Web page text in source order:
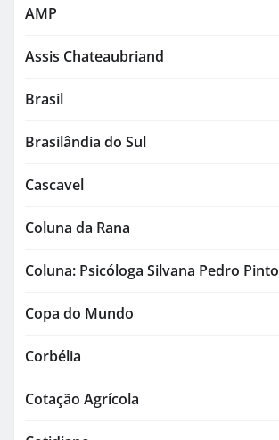
AMP
Assis Chateaubriand
Brasil
Brasilândia do Sul
Cascavel
Coluna da Rana
Coluna: Psicóloga Silvana Pedro Pinto
Copa do Mundo
Corbélia
Cotação Agrícola